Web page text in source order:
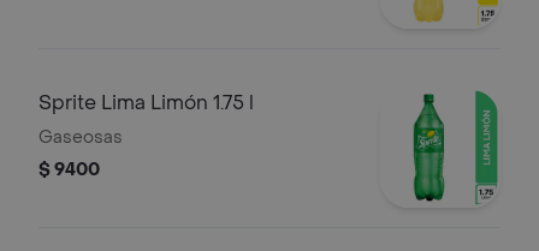
Sprite Lima Limón 1.75 l
Gaseosas
$ 9400